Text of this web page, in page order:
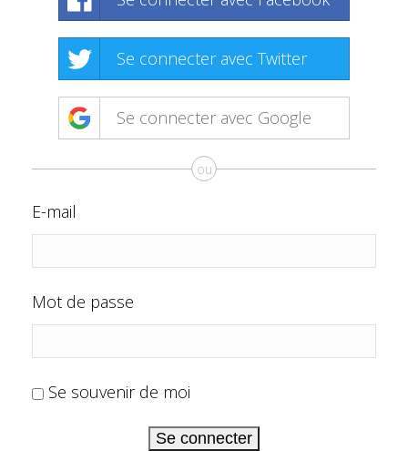
Se connecter avec Twitter
Se connecter avec Google
ou
E-mail
Mot de passe
Se souvenir de moi
Se connecter